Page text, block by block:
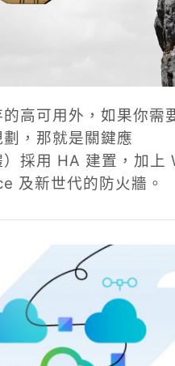
高可用外，如果你需
，那就是關鍵應
採用 HA 建置，加上
及新世代的防火牆。